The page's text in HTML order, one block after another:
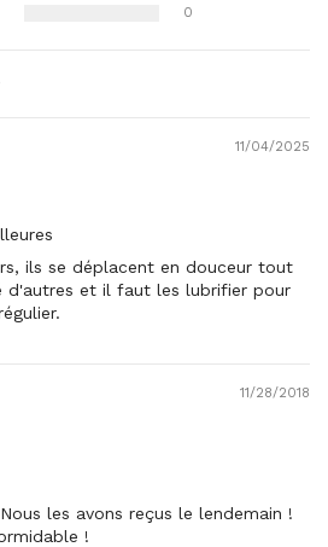
0
11/04/2025
ils se déplacent en douceur tout
d'autres et il faut les lubrifier pour
11/28/2018
les avons reçus le lendemain !
!